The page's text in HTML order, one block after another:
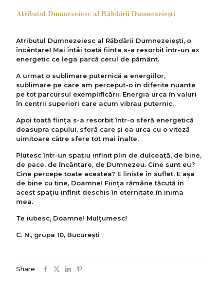
Atributul Dumnezeiesc al Răbdării Dumnezeieşti
Atributul Dumnezeiesc al Răbdării Dumnezeiești, o
încântare! Mai întâi toată ființa s-a resorbit într-un ax
energetic ce lega parcă cerul de pământ.
A urmat o sublimare puternică a energiilor,
sublimare pe care am perceput-o în diferite nuanțe
pe tot parcursul exemplificării. Energia urca în valuri
în centrii superiori care acum vibrau puternic.
Apoi toată ființa s-a resorbit într-o sferă energetică
deasupra capului, sferă care și ea urca cu o viteză
uimitoare către sfere tot mai înalte.
Plutesc într-un spațiu infinit plin de dulceață, de bine,
de pace, de încântare, de Dumnezeu. Cine sunt eu?
Cine percepe toate acestea? E liniște în suflet. E așa
de bine cu tine, Doamne! Ființa rămâne tăcută în
acest spațiu infinit deschis în eternitate în inima
mea.
Te iubesc, Doamne! Mulțumesc!
C. N., grupa 10, București
Share